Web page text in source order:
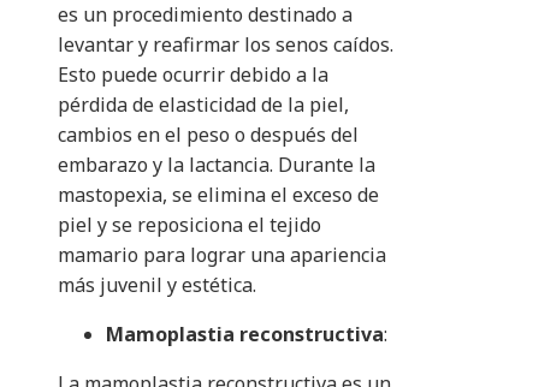
es un procedimiento destinado a
levantar y reafirmar los senos caídos.
Esto puede ocurrir debido a la
pérdida de elasticidad de la piel,
cambios en el peso o después del
embarazo y la lactancia. Durante la
mastopexia, se elimina el exceso de
piel y se reposiciona el tejido
mamario para lograr una apariencia
más juvenil y estética.
Mamoplastia reconstructiva: